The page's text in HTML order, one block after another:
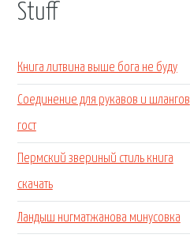
Stuff
Книга литвина выше бога не буду
Соединение для рукавов и шлангов
гост
Пермский звериный стиль книга
скачать
Ландыш нигматжанова минусовка